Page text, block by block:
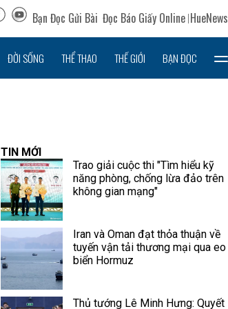
Bạn Đọc Gửi Bài Đọc Báo Giấy Online HueNews
ĐỜI SỐNG THỂ THAO THẾ GIỚI BẠN ĐỌC
TIN MỚI
Trao giải cuộc thi "Tìm hiểu kỹ
năng phòng, chống lừa đảo trên
không gian mạng"
Iran và Oman đạt thỏa thuận về
tuyến vận tải thương mại qua eo
biển Hormuz
Thủ tướng Lê Minh Hưng: Quyết